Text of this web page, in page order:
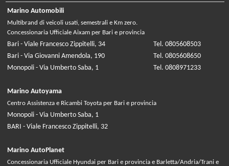
Marino Automobili
Multibrand di veicoli usati, semestrali e Km zero.
Concessionaria Ufficiale Aixam per Bari e provincia
Bari - Viale Francesco Zippitelli, 34
Tel. 0805608503
Bari - Via Giovanni Amendola, 190
Tel. 0805608650
Monopoli - Via Umberto Saba, 1
Tel. 0808971233
Marino Autoyama
Centro Assistenza e Ricambi Toyota per Bari e provincia
Monopoli - Via Umberto Saba, 1
BARI - Viale Francesco Zippitelli, 32
Marino AutoPlanet
Concessionaria Ufficiale Hyundai per Bari e provincia e Barletta/Andria/Trani e